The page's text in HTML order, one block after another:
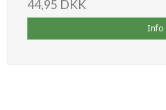
44,95 DKK
Info